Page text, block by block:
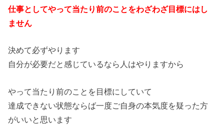
仕事としてやって当たり前のことをわざわざ目標にはし
ません
決めて必ずやります
自分が必要だと感じているなら人はやりますから
やって当たり前のことを目標にしていて
達成できない状態ならば一度ご自身の本気度を疑った方
がいいと思います